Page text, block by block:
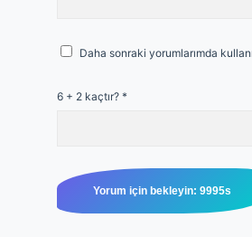
Daha sonraki yorumlarımda
6 + 2 kaçtır? *